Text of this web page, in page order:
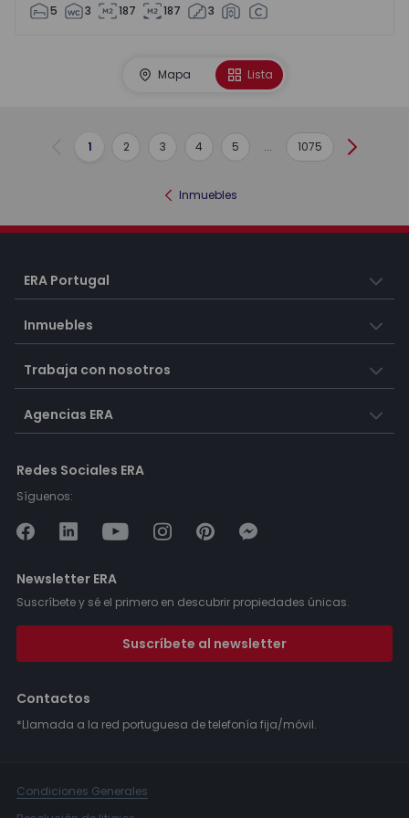
5 3 187 187 3
Mapa Lista
Anterior
1 2 3 4 5 ... 1075
Inmuebles
ERA Portugal
Inmuebles
Trabaja con nosotros
Agencias ERA
Redes Sociales ERA
Síguenos:
Newsletter ERA
Suscríbete y sé el primero en descubrir propiedades únicas.
Suscríbete al newsletter
Contactos
*Llamada a la red portuguesa de telefonía fija/móvil.
Condiciones Generales